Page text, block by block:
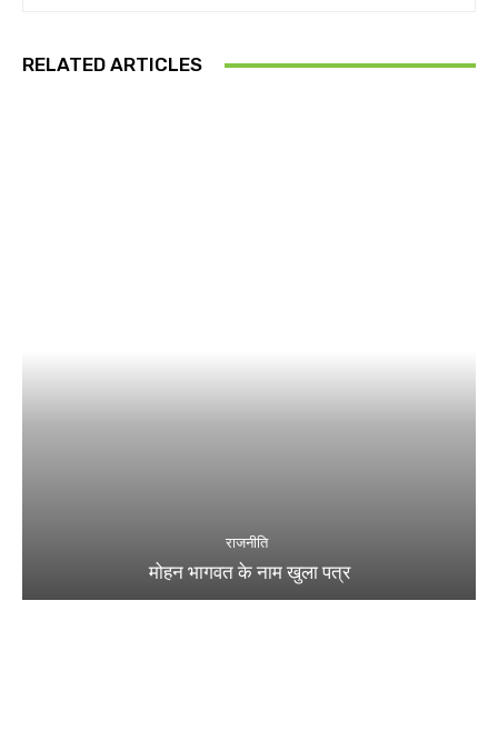
RELATED ARTICLES
राजनीति
मोहन भागवत के नाम खुला पत्र